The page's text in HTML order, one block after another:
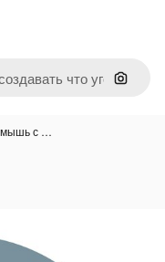
Поиск
мышь с …